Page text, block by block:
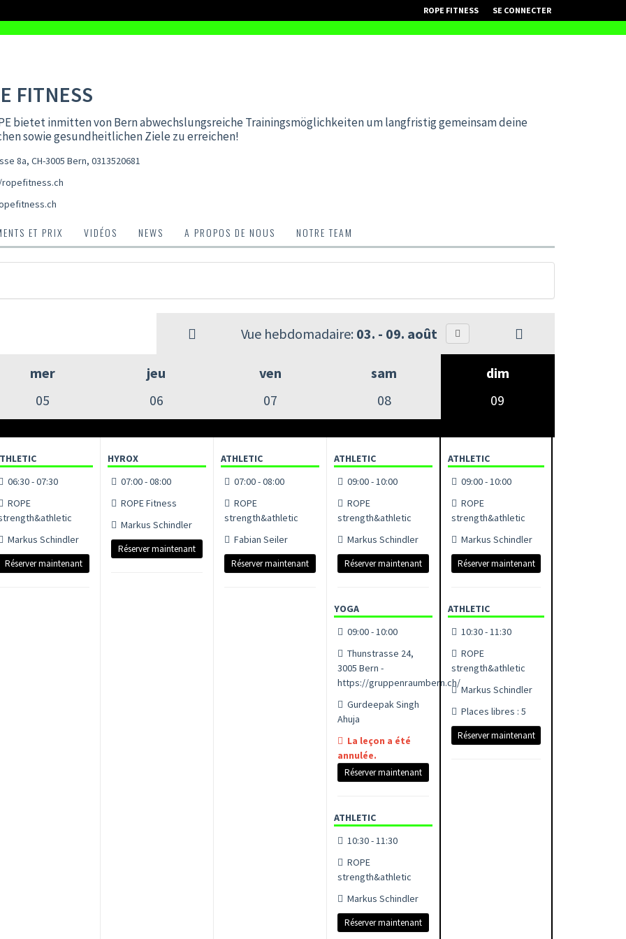
ROPE FITNESS SE CONNECTER
FITNESS
bietet inmitten von Bern abwechslungsreiche Trainingsmöglichkeiten um langfristig gemeinsam deine
sowie gesundheitlichen Ziele zu erreichen!
8a, CH-3005 Bern, 0313520681
ET PRIX VIDÉOS NEWS A PROPOS DE NOUS NOTRE TEAM
Vue hebdomadaire: 03. - 09. août
mer
05
jeu
06
ven
07
sam
08
dim
09
06:30 - 07:30
ROPE
Markus Schindler
Réserver maintenant
HYROX
07:00 - 08:00
ROPE Fitness
Markus Schindler
Réserver maintenant
ATHLETIC
07:00 - 08:00
ROPE
strength&athletic
Fabian Seiler
Réserver maintenant
ATHLETIC
09:00 - 10:00
ROPE
strength&athletic
Markus Schindler
Réserver maintenant
YOGA
09:00 - 10:00
Thunstrasse 24,
3005 Bern -
https://gruppenraumbern.ch/
Gurdeepak Singh
Ahuja
La leçon a été
annulée.
Réserver maintenant
ATHLETIC
10:30 - 11:30
ROPE
strength&athletic
Markus Schindler
Réserver maintenant
ATHLETIC
09:00 - 10:00
ROPE
strength&athletic
Markus Schindler
Réserver maintenant
ATHLETIC
10:30 - 11:30
ROPE
strength&athletic
Markus Schindler
Places libres : 5
Réserver maintenant